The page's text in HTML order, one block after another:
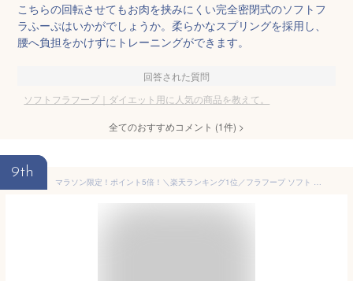
こちらの回転させてもお肉を挟みにくい完全密閉式のソフトフ
ラふーぷはいかがでしょうか。柔らかなスプリングを採用し、
腰へ負担をかけずにトレーニングができます。
回答された質問
ソフトフラフープ｜ダイエット用に人気の商品を教えて。
全てのおすすめコメント (1件) >
9th
マラソン限定！ポイント5倍！＼楽天ランキング1位／フラフープ ソフト ダイエット 第三世代 柔らかい ソフトフラフープ 完全密閉 初心者向け フィットネス 折りたたみ ポータブル 静音 落ちない 有酸素運動 腹筋シェイプアップ ソーシャルギフト対応